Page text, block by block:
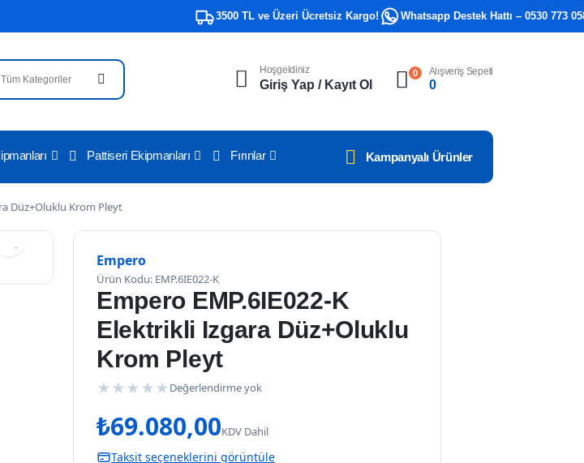
3500 TL ve Üzeri Ücretsiz Kargo! Whatsapp Destek Hattı – 0530 773 0581
Hoşgeldiniz
Giriş Yap / Kayıt Ol
0 Alışveriş Sepeti
0
Pattiseri Ekipmanları Fırınlar Kampanyalı Ürünler
Düz+Oluklu Krom Pleyt
Empero
Ürün Kodu: EMP.6IE022-K
Empero EMP.6IE022-K
Elektrikli Izgara Düz+Oluklu
Krom Pleyt
★ ★ ★ ★ ★ Değerlendirme yok
₺69.080,00KDV Dahil
Taksit seçeneklerini görüntüle